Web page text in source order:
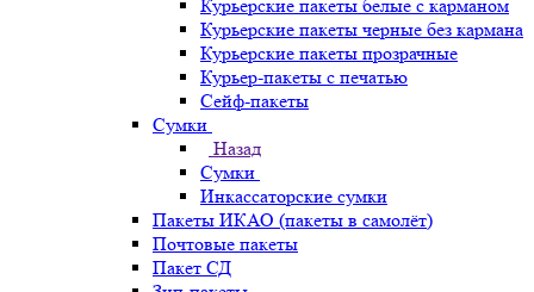
Курьерские пакеты белые с карманом
Курьерские пакеты черные без кармана
Курьерские пакеты прозрачные
Курьер-пакеты с печатью
Сейф-пакеты
Сумки
Назад
Сумки
Инкассаторские сумки
Пакеты ИКАО (пакеты в самолёт)
Почтовые пакеты
Пакет СД